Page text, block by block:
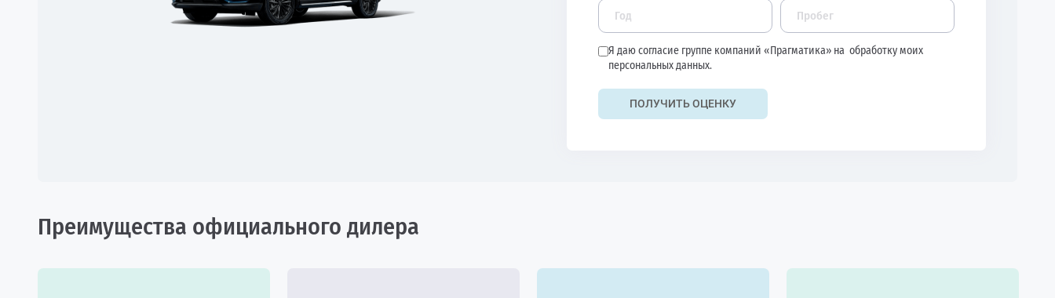
Я даю согласие группе компаний «Прагматика» на обработку моих
персональных данных.
ПОЛУЧИТЬ ОЦЕНКУ
Преимущества официального дилера